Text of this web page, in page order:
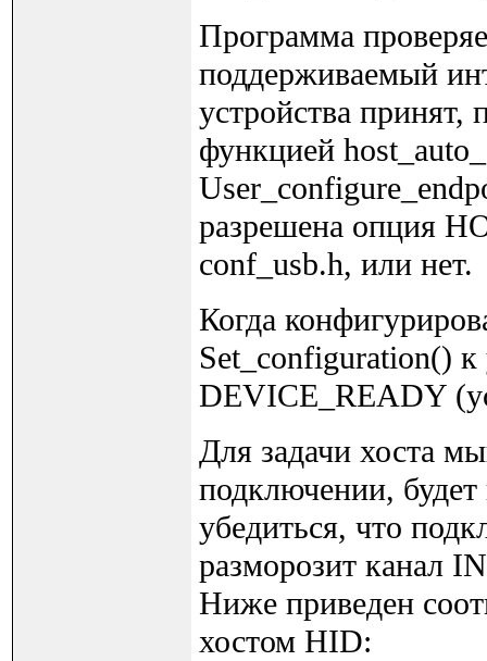
Программа
поддерживаемый
устройства принят,
функцией
разрешена опция
conf_usb.h, или нет.
Когда
Set_configuration() к
DEVICE_READY
Для задачи хоста
подключении,
убедиться, что
разморозит канал
Ниже приведен
хостом HID: